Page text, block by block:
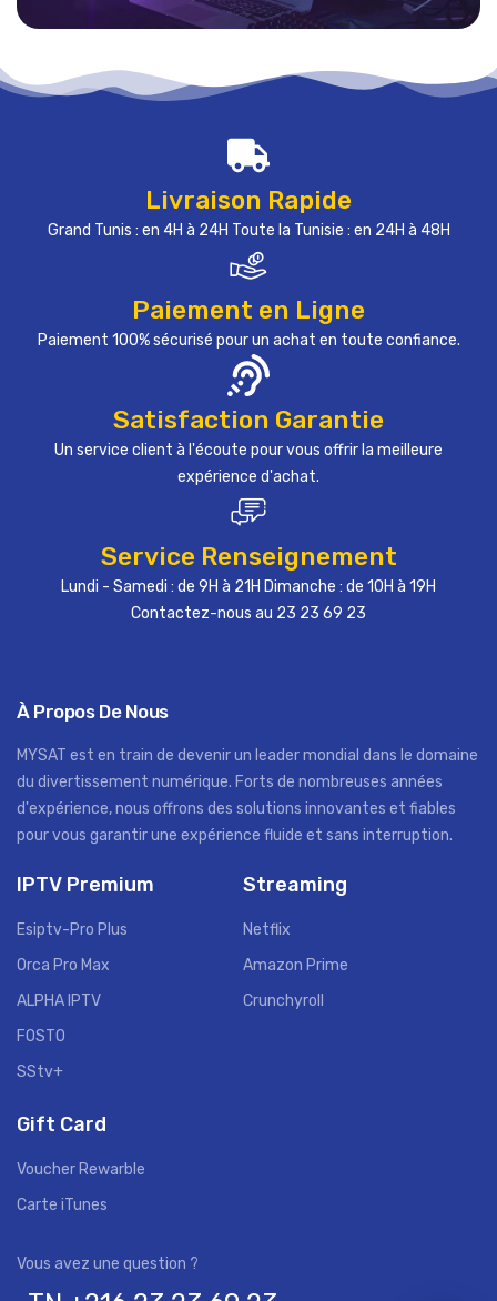
Livraison Rapide
Grand Tunis : en 4H à 24H Toute la Tunisie : en 24H à 48H
Paiement en Ligne
Paiement 100% sécurisé pour un achat en toute confiance.
Satisfaction Garantie
Un service client à l'écoute pour vous offrir la meilleure
expérience d'achat.
Service Renseignement
Lundi - Samedi : de 9H à 21H Dimanche : de 10H à 19H
Contactez-nous au 23 23 69 23
À Propos De Nous
MYSAT est en train de devenir un leader mondial dans le domaine
du divertissement numérique. Forts de nombreuses années
d'expérience, nous offrons des solutions innovantes et fiables
pour vous garantir une expérience fluide et sans interruption.
IPTV Premium
Esiptv-Pro Plus
Orca Pro Max
ALPHA IPTV
FOSTO
SStv+
Streaming
Netflix
Amazon Prime
Crunchyroll
Gift Card
Voucher Rewarble
Carte iTunes